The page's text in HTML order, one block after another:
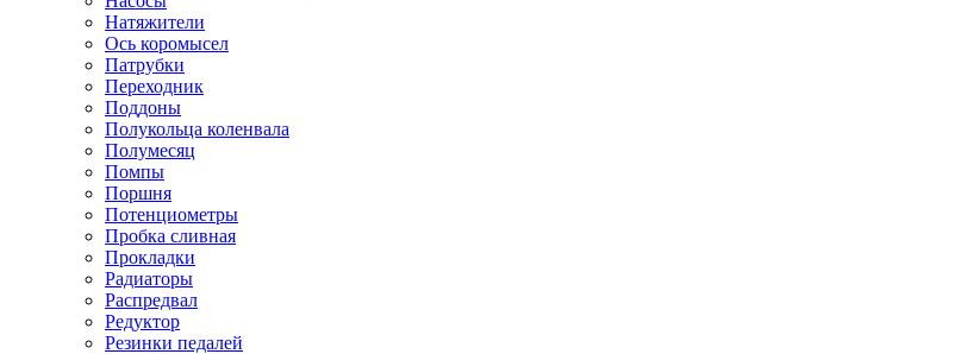
Натяжители
Ось коромысел
Патрубки
Переходник
Поддоны
Полукольца коленвала
Полумесяц
Помпы
Поршня
Потенциометры
Пробка сливная
Прокладки
Радиаторы
Распредвал
Редуктор
Резинки педалей